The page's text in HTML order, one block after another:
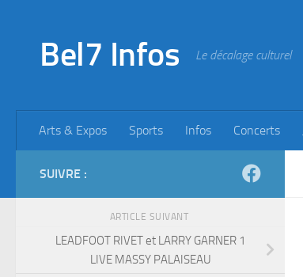
Bel7 Infos Le décalage culturel
Arts & Expos Sports Infos Concerts
SUIVRE :
ARTICLE SUIVANT
LEADFOOT RIVET et LARRY GARNER 1
LIVE MASSY PALAISEAU